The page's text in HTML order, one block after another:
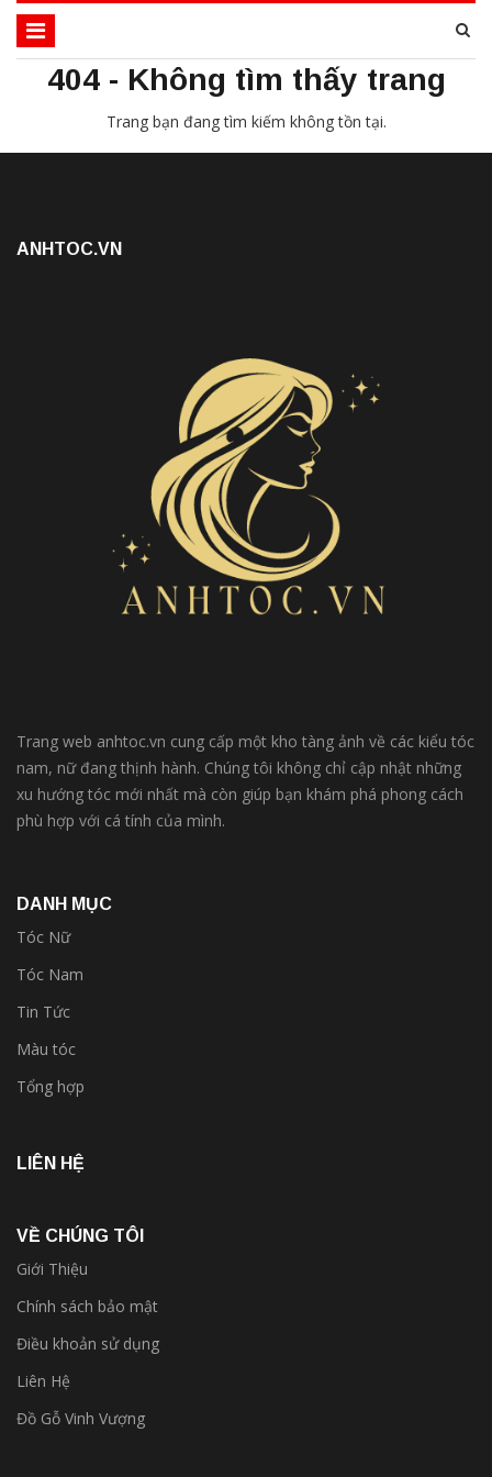
404 - Không tìm thấy trang
Trang bạn đang tìm kiếm không tồn tại.
ANHTOC.VN
Trang web anhtoc.vn cung cấp một kho tàng ảnh về các kiểu tóc
nam, nữ đang thịnh hành. Chúng tôi không chỉ cập nhật những
xu hướng tóc mới nhất mà còn giúp bạn khám phá phong cách
phù hợp với cá tính của mình.
DANH MỤC
Tóc Nữ
Tóc Nam
Tin Tức
Màu tóc
Tổng hợp
LIÊN HỆ
VỀ CHÚNG TÔI
Giới Thiệu
Chính sách bảo mật
Điều khoản sử dụng
Liên Hệ
Đồ Gỗ Vinh Vượng